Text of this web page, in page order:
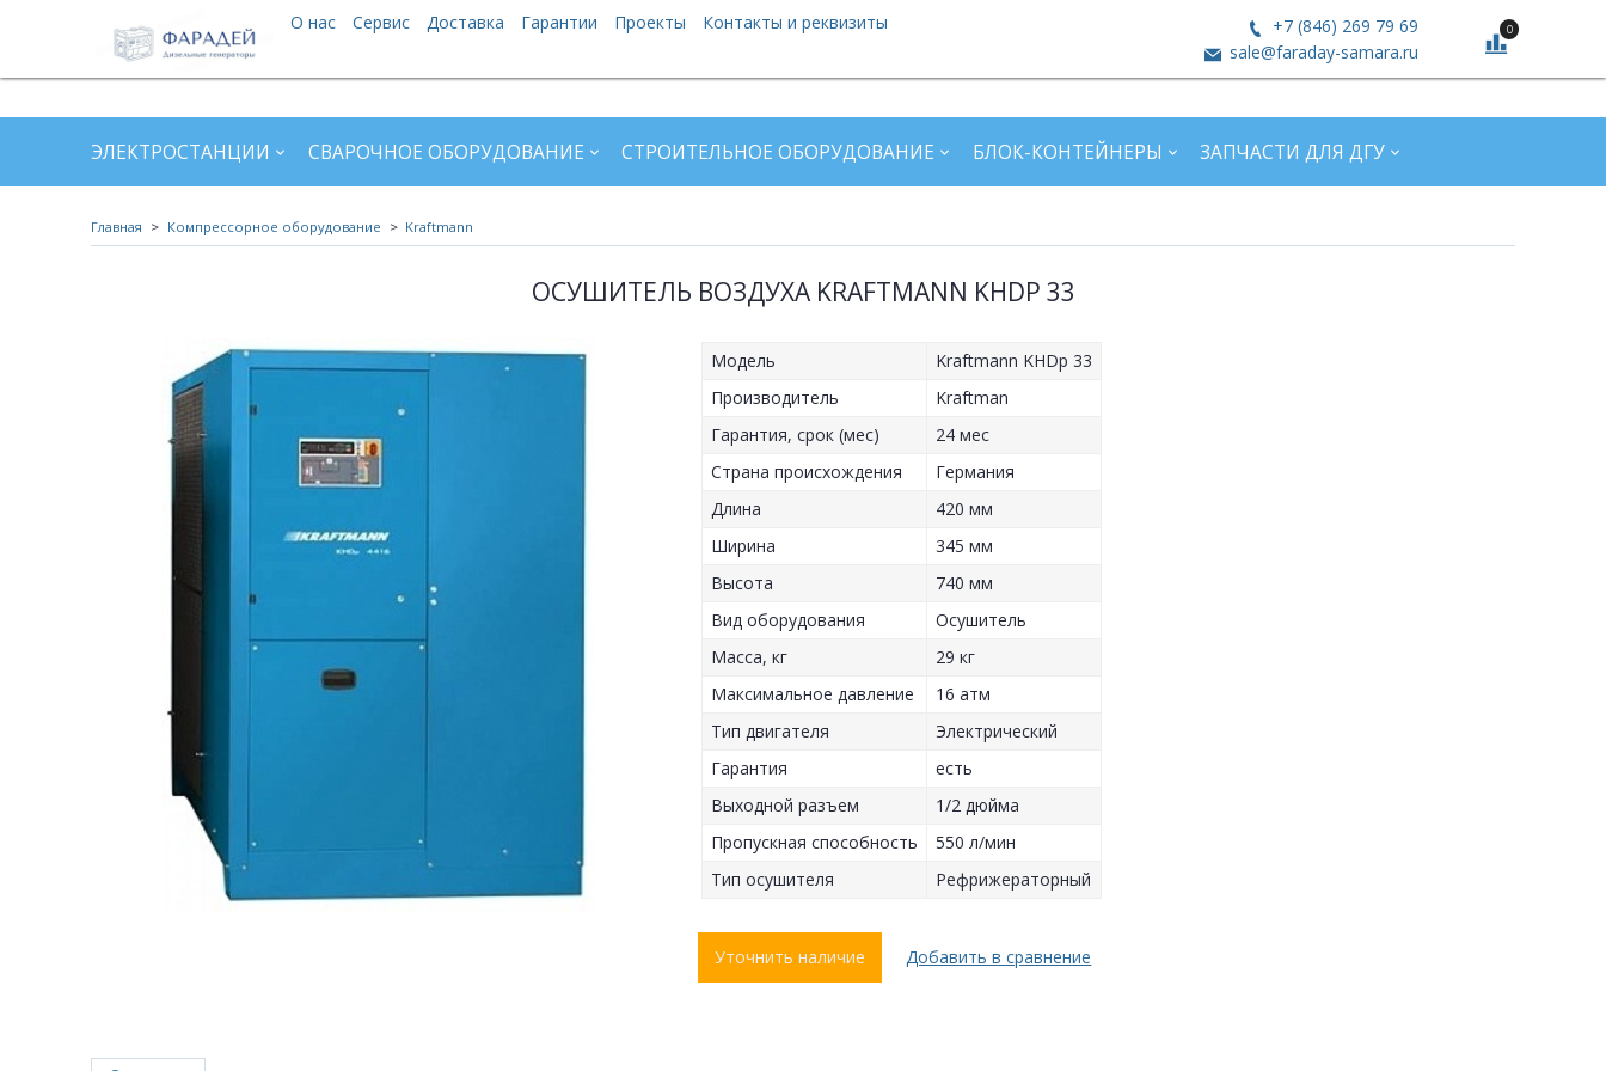
О нас Сервис Доставка Гарантии Проекты Контакты и реквизиты
+7 (846) 269 79 69
sale@faraday-samara.ru
0
ЭЛЕКТРОСТАНЦИИ СВАРОЧНОЕ ОБОРУДОВАНИЕ СТРОИТЕЛЬНОЕ ОБОРУДОВАНИЕ БЛОК-КОНТЕЙНЕРЫ ЗАПЧАСТИ ДЛЯ ДГУ
Главная Компрессорное оборудование Kraftmann
ОСУШИТЕЛЬ ВОЗДУХА KRAFTMANN KHDP 33
Модель
Kraftmann KHDp 33
Производитель
Kraftman
Гарантия, срок (мес)
24 мес
Страна происхождения
Германия
Длина
420 мм
Ширина
345 мм
Высота
740 мм
Вид оборудования
Осушитель
Масса, кг
29 кг
Максимальное давление
16 атм
Тип двигателя
Электрический
Гарантия
есть
Выходной разъем
1/2 дюйма
Пропускная способность
550 л/мин
Тип осушителя
Рефрижераторный
Уточнить наличие Добавить в сравнение